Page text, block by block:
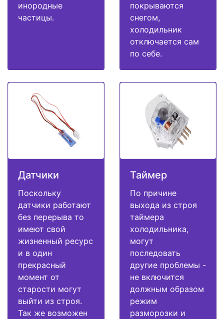
инородные
частицы.
покрываются
снегом,
холодильник
отключается сам
по себе.
Датчики
Поскольку
датчики работают
без перерыва то
имеют свой
жизненный ресурс
и в один
прекрасный
момент от
старости могут
выйти из строя.
Так же возможен
Таймер
По причине
выхода из строя
таймера
холодильника,
могут
последовать
другие проблемы -
не включится
должным образом
режим
разморозки и